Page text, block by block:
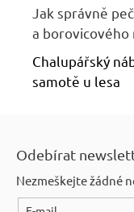
Jak správně
a borovicového
Chalupářský
samotě u lesa
Odebírat
Nezmeškejte žádné